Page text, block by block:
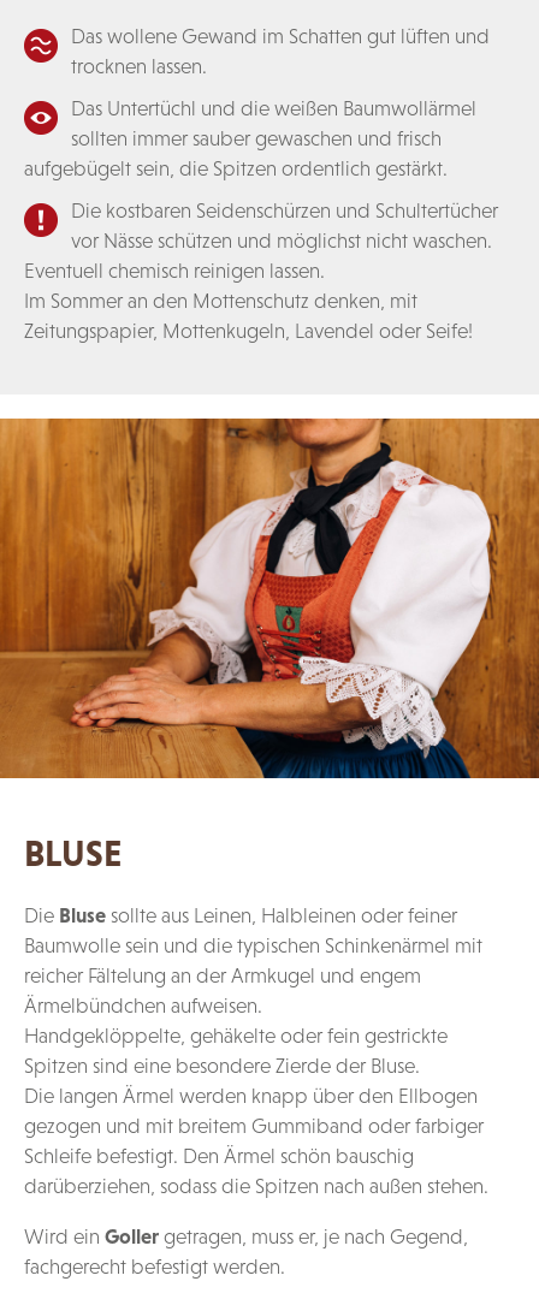
Das wollene Gewand im Schatten gut lüften und
trocknen lassen.
Das Untertüchl und die weißen Baumwollärmel
sollten immer sauber gewaschen und frisch
aufgebügelt sein, die Spitzen ordentlich gestärkt.
Die kostbaren Seidenschürzen und Schultertücher
vor Nässe schützen und möglichst nicht waschen.
Eventuell chemisch reinigen lassen.
Im Sommer an den Mottenschutz denken, mit
Zeitungspapier, Mottenkugeln, Lavendel oder Seife!
BLUSE
Die Bluse sollte aus Leinen, Halbleinen oder feiner
Baumwolle sein und die typischen Schinkenärmel mit
reicher Fältelung an der Armkugel und engem
Ärmelbündchen aufweisen.
Handgeklöppelte, gehäkelte oder fein gestrickte
Spitzen sind eine besondere Zierde der Bluse.
Die langen Ärmel werden knapp über den Ellbogen
gezogen und mit breitem Gummiband oder farbiger
Schleife befestigt. Den Ärmel schön bauschig
darüberziehen, sodass die Spitzen nach außen stehen.
Wird ein Goller getragen, muss er, je nach Gegend,
fachgerecht befestigt werden.